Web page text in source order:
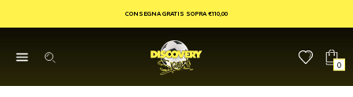
CONSEGNA GRATIS SOPRA €110,00
0